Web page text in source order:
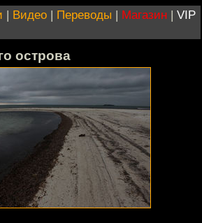
| Видео | Переводы | Магазин | VIP
острова